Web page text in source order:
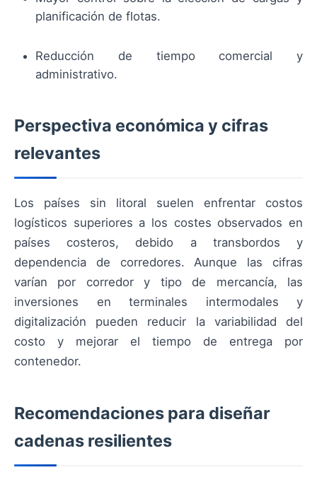
planificación de flotas.
Reducción de tiempo comercial y
administrativo.
Perspectiva económica y cifras
relevantes
Los países sin litoral suelen enfrentar costos
logísticos superiores a los costes observados en
países costeros, debido a transbordos y
dependencia de corredores. Aunque las cifras
varían por corredor y tipo de mercancía, las
inversiones en terminales intermodales y
digitalización pueden reducir la variabilidad del
costo y mejorar el tiempo de entrega por
contenedor.
Recomendaciones para diseñar
cadenas resilientes